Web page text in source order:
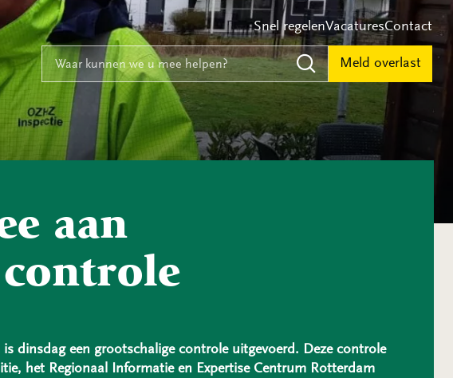
Naar inhoud
Naar navigatie
Snel regelenVacaturesContact
Waar kunnen we u mee helpen?
Zoeken
Meld overlast
aan
dinsdag een grootschalige controle uitgevoerd. Deze controle
het Regionaal Informatie en Expertise Centrum Rotterdam